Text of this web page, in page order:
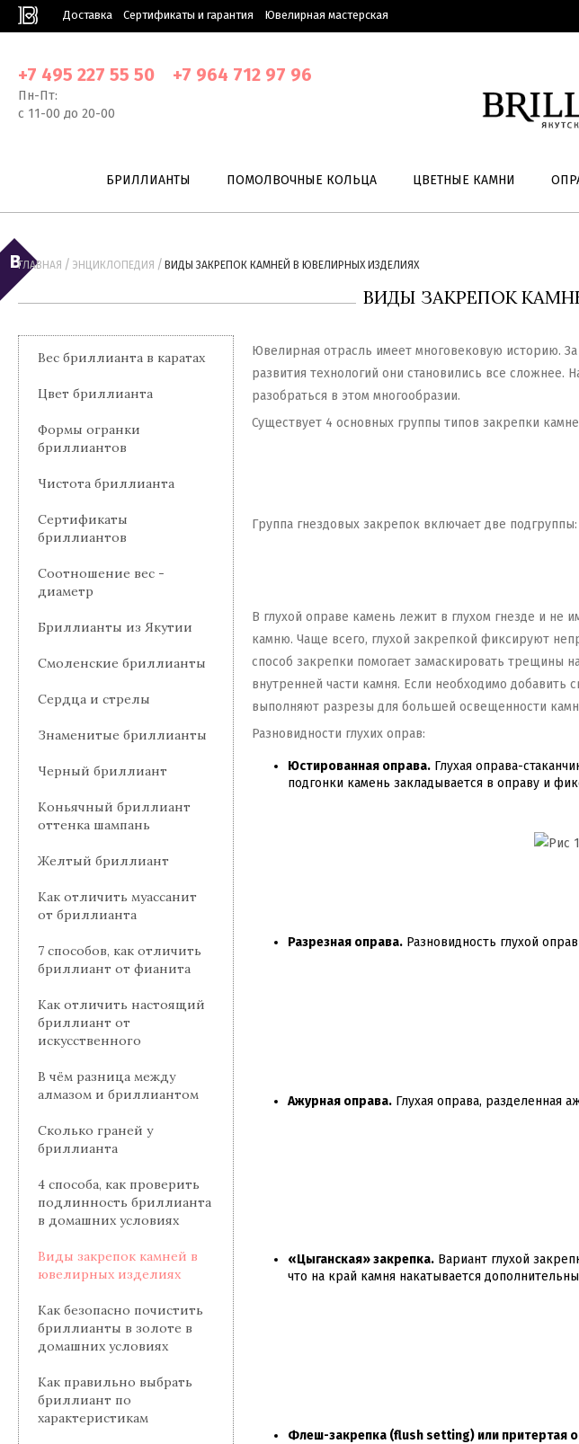
Доставка Сертификаты и гарантия Ювелирная мастерская
+7 495 227 55 50 +7 964 712 97 96
Пн-Пт:
с 11-00 до 20-00
БРИЛЛИАНТЫ ПОМОЛВОЧНЫЕ КОЛЬЦА ЦВЕТНЫЕ КАМНИ
ГЛАВНАЯ / ЭНЦИКЛОПЕДИЯ / ВИДЫ ЗАКРЕПОК КАМНЕЙ В ЮВЕЛИРНЫХ ИЗДЕЛИЯХ
ВИДЫ ЗАКРЕПОК
Вес бриллианта в каратах
Цвет бриллианта
Формы огранки
бриллиантов
Чистота бриллианта
Сертификаты
бриллиантов
Соотношение вес -
диаметр
Бриллианты из Якутии
Смоленские бриллианты
Сердца и стрелы
Знаменитые бриллианты
Черный бриллиант
Коньячный бриллиант
оттенка шампань
Желтый бриллиант
Как отличить муассанит
от бриллианта
7 способов, как отличить
бриллиант от фианита
Как отличить настоящий
бриллиант от
искусственного
В чём разница между
алмазом и бриллиантом
Сколько граней у
бриллианта
4 способа, как проверить
подлинность бриллианта
в домашних условиях
Виды закрепок камней в
ювелирных изделиях
Как безопасно почистить
бриллианты в золоте в
домашних условиях
Как правильно выбрать
бриллиант по
характеристикам
Ювелирная отрасль имеет многовековую историю.
развития технологий они становились все сложнее.
разобраться в этом многообразии.
Существует 4 основных группы типов закрепки
Группа гнездовых закрепок включает две
В глухой оправе камень лежит в глухом гнезде и не
камню. Чаще всего, глухой закрепкой фиксируют
способ закрепки помогает замаскировать трещины
внутренней части камня. Если необходимо
выполняют разрезы для большей освещенности
Разновидности глухих оправ:
Юстированная оправа. Глухая оправа-
подгонки камень закладывается в оправу и
Разрезная оправа. Разновидность глухой
Ажурная оправа. Глухая оправа, разделенная
«Цыганская» закрепка. Вариант глухой
что на край камня накатывается
Флеш-закрепка (flush setting) или притертая